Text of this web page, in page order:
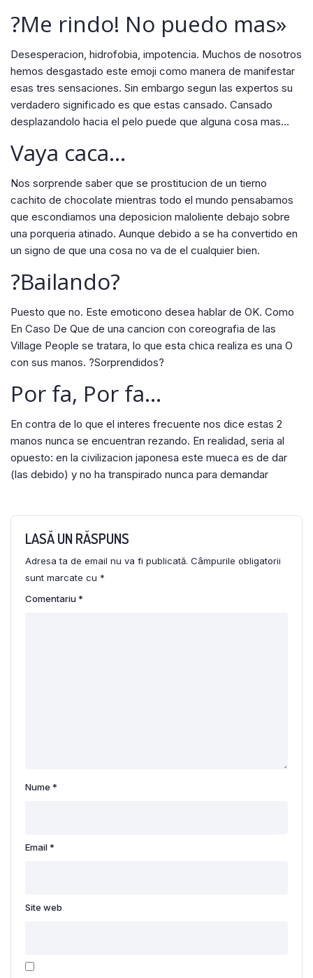
?Me rindo! No puedo mas»
Desesperacion, hidrofobia, impotencia. Muchos de nosotros
hemos desgastado este emoji como manera de manifestar
esas tres sensaciones. Sin embargo segun las expertos su
verdadero significado es que estas cansado. Cansado
desplazandolo hacia el pelo puede que alguna cosa mas…
Vaya caca…
Nos sorprende saber que se prostitucion de un tierno
cachito de chocolate mientras todo el mundo pensabamos
que escondiamos una deposicion maloliente debajo sobre
una porqueria atinado. Aunque debido a se ha convertido en
un signo de que una cosa no va de el cualquier bien.
?Bailando?
Puesto que no. Este emoticono desea hablar de OK. Como
En Caso De Que de una cancion con coreografia de las
Village People se tratara, lo que esta chica realiza es una O
con sus manos. ?Sorprendidos?
Por fa, Por fa…
En contra de lo que el interes frecuente nos dice estas 2
manos nunca se encuentran rezando. En realidad, seri­a al
opuesto: en la civilizacion japonesa este mueca es de dar
(las debido) y no ha transpirado nunca para demandar
LASĂ UN RĂSPUNS
Adresa ta de email nu va fi publicată. Câmpurile obligatorii
sunt marcate cu *
Comentariu*
Nume *
Email*
Site web